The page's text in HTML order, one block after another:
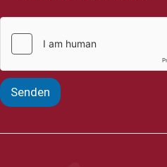
Senden